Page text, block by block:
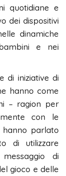
quotidiane e
dei dispositivi
dinamiche
e nei
di iniziative di
hanno come
– ragion per
con le
parlato
di utilizzare
di
gioco e delle